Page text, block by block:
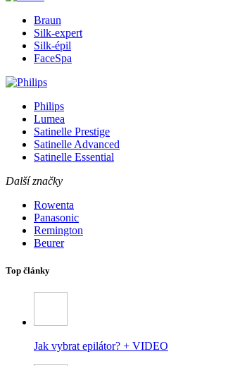
Braun
Silk-expert
Silk-épil
FaceSpa
Philips
Lumea
Satinelle Prestige
Satinelle Advanced
Satinelle Essential
Další značky
Rowenta
Panasonic
Remington
Beurer
Top články
Jak vybrat epilátor? + VIDEO